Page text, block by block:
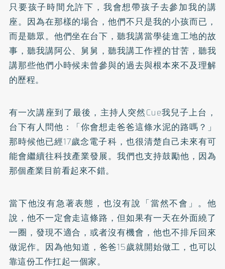
只要孩子時間允許下，我會想帶孩子去參加我的講
座。因為在那樣的場合，他們不只是我的小孩而已，
而是聽眾。他們坐在台下，聽我講當學徒進工地的故
事，聽我講阿公、舅舅，聽我講工作裡的甘苦，聽我
講那些他們小時候未曾參與的過去與根本來不及理解
的歷程。
有一次講座到了最後，主持人突然Cue我兒子上台，
台下有人問他：「你會想走爸爸這條水泥的路嗎？」
那時候他已經17歲念電子科，也很清楚自己未來有可
能會繼續往科技產業發展。我們也支持鼓勵他，因為
那個產業目前看起來不錯。
當下他沒有急著表態，也沒有說「當然不會」。他
說，他不一定會走這條路，但如果有一天在外面繞了
一圈，發現不適合，或者沒有機會，他也不排斥回來
做泥作。因為他知道，爸爸15歲就開始做工，也可以
靠這份工作扛起一個家。